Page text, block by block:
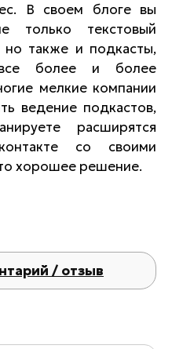
В своем блоге вы
только текстовый
также и подкасты,
все более и более
мелкие компании
ведение подкастов,
расширятся
со своими
хорошее решение.
/ отзыв